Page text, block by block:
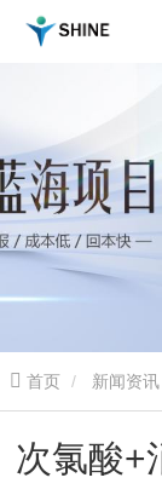
首页 新闻资讯
次氯酸+